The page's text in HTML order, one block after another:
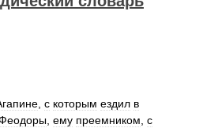
с которым ездил в
ему преемником с